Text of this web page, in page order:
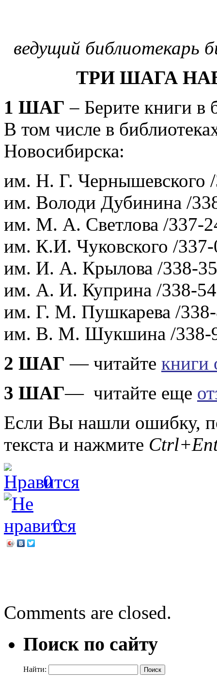
ведущий библиотекарь
ТРИ ШАГА
1 ШАГ – Берите книги в
В том числе в
Новосибирска:
им. Н. Г. Чернышевского
им. Володи Дубинина /
им. М. А. Светлова /337-
им. К.И. Чуковского /
им. И. А. Крылова /338-
им. А. И. Куприна /338-
им. Г. М. Пушкарева /
им. В. М. Шукшина /338-
2 ШАГ — читайте книги
3 ШАГ— читайте еще
Если Вы нашли ошибку,
текста и нажмите
0
0
Comments are closed.
Поиск по сайту
Найти: